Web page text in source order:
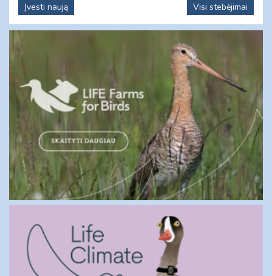
Įvesti naują Visi stebėjimai